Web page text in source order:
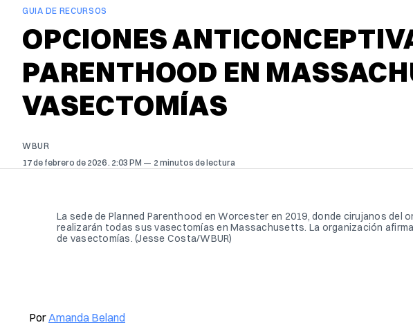
GUIA DE RECURSOS
OPCIONES
PARENTHOOD EN
VASECTOMÍAS
WBUR
17 de febrero de 2026 . 2:03 PM 2 minutos de lectura
La sede de Planned Parenthood en Worcester en 2019, donde cirujanos del
realizarán todas sus vasectomías en Massachusetts. La organización
de vasectomías. (Jesse Costa/WBUR)
Por Amanda Beland